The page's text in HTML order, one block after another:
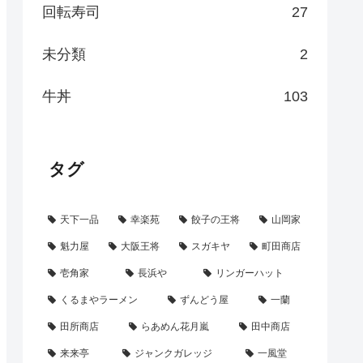
回転寿司 27
未分類 2
牛丼 103
タグ
天下一品 幸楽苑 餃子の王将 山岡家
魁力屋 大阪王将 スガキヤ 町田商店
壱角家 長浜や リンガーハット
くるまやラーメン ずんどう屋 一蘭
田所商店 らあめん花月嵐 田中商店
来来亭 ジャンクガレッジ 一風堂